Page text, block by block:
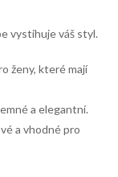
vystihuje váš styl.
ženy, které mají
a elegantní.
a vhodné pro